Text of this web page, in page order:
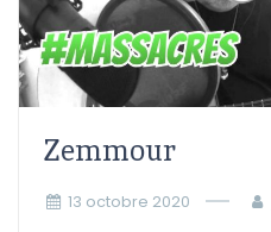
Zemmour
13 octobre 2020